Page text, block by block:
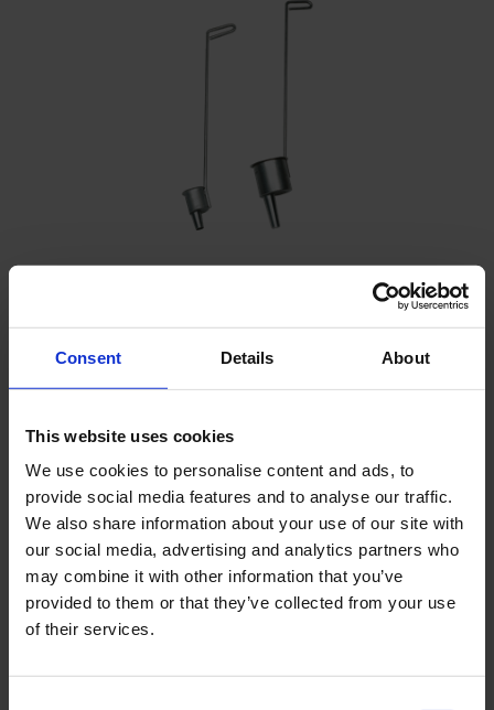
Consent Details About
This website uses cookies
We use cookies to personalise content and ads, to
provide social media features and to analyse our traffic.
We also share information about your use of our site with
our social media, advertising and analytics partners who
may combine it with other information that you’ve
provided to them or that they’ve collected from your use
of their services.
Grondbemonstering boven grondwaterpeil
Bemonsteringslengte is 5 of 10 cm